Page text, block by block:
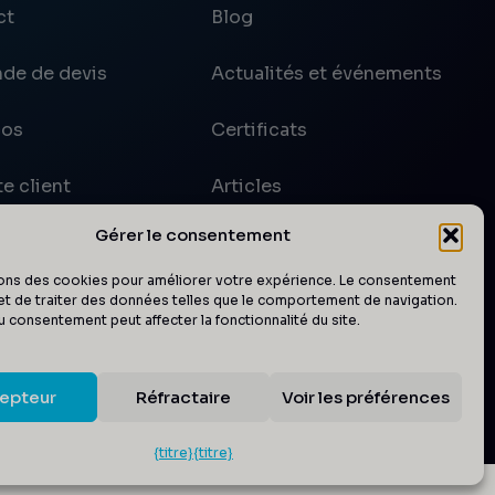
Gérer le consentement
des cookies pour améliorer votre expérience. Le consentement
de traiter des données telles que le comportement de navigation.
consentement peut affecter la fonctionnalité du site.
Réfractaire Voir les préférences
{titre}{titre}
de devis
client
Blog
Actualités et événements
Certificats
Articles
|Politique de confidentialité |CTG CGV